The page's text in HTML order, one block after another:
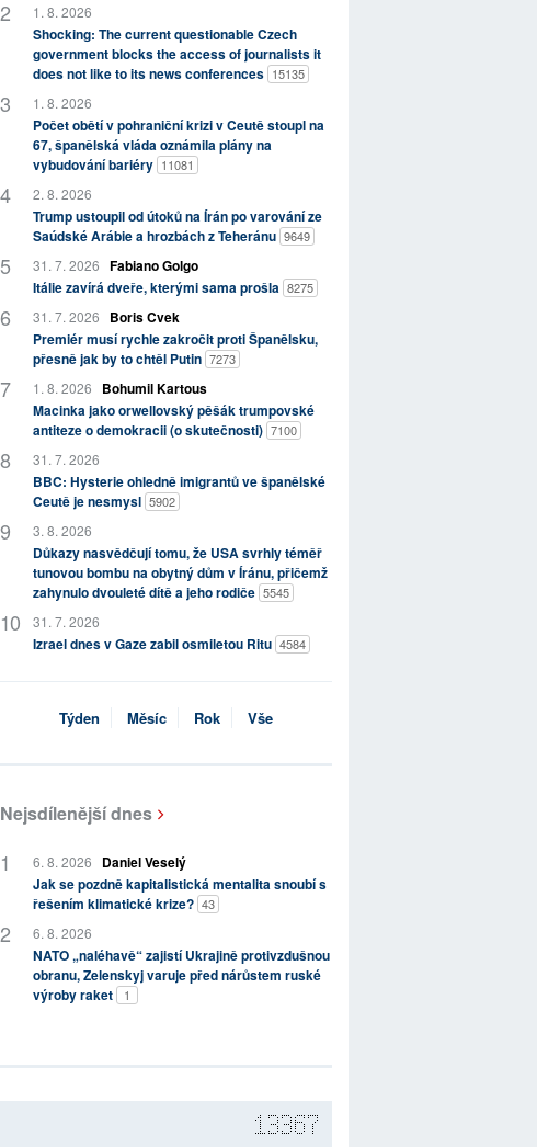
1. 8. 2026
Shocking: The current questionable Czech
government blocks the access of journalists it
does not like to its news conferences 15135
1. 8. 2026
Počet obětí v pohraniční krizi v Ceutě stoupl na
67, španělská vláda oznámila plány na
vybudování bariéry 11081
2. 8. 2026
Trump ustoupil od útoků na Írán po varování ze
Saúdské Arábie a hrozbách z Teheránu 9649
31. 7. 2026 Fabiano Golgo
Itálie zavírá dveře, kterými sama prošla 8275
31. 7. 2026
Boris Cvek
Premiér musí rychle zakročit proti Španělsku,
přesně jak by to chtěl Putin 7273
1. 8. 2026
Bohumil Kartous
Macinka jako orwellovský pěšák trumpovské
antiteze o demokracii (o skutečnosti) 7100
31. 7. 2026
BBC: Hysterie ohledně imigrantů ve španělské
Ceutě je nesmysl 5902
3. 8. 2026
Důkazy nasvědčují tomu, že USA svrhly téměř
tunovou bombu na obytný dům v Íránu, přičemž
zahynulo dvouleté dítě a jeho rodiče 5545
31. 7. 2026
Izrael dnes v Gaze zabil osmiletou Ritu 4584
Týden Měsíc Rok Vše
Nejsdílenější dnes
6. 8. 2026
Daniel Veselý
Jak se pozdně kapitalistická mentalita snoubí s
řešením klimatické krize? 43
6. 8. 2026
NATO „naléhavě“ zajistí Ukrajině protivzdušnou
obranu, Zelenskyj varuje před nárůstem ruské
výroby raket
1
13367